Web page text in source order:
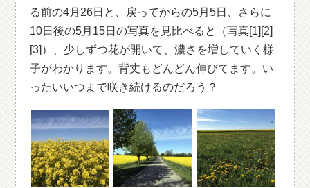
る前の4月26日と、戻ってからの5月5日、さらに
10日後の5月15日の写真を見比べると（写真[1][2]
[3]）、少しずつ花が開いて、濃さを増していく様
子がわかります。背丈もどんどん伸びてます。い
ったいいつまで咲き続けるのだろう？